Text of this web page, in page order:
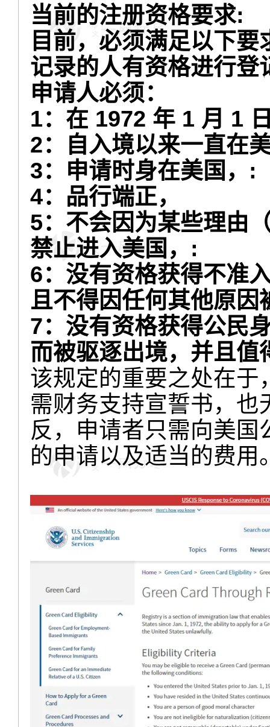
当前的注册资格要求:
目前，必须满足以下
记录的人有资格进行登
申请人必须：
1：在 1972 年 1 月 1
2：自入境以来一直在
3：申请时身在美国，:
4：品行端正，
5：不会因为某些理由
禁止进入美国，:
6：没有资格获得不准
且不得因任何其他原因
7：没有资格获得公民
而被驱逐出境，并且值
该规定的重要之处在于
需财务支持宣誓书，
反，申请者只需向美
的申请以及适当的费用